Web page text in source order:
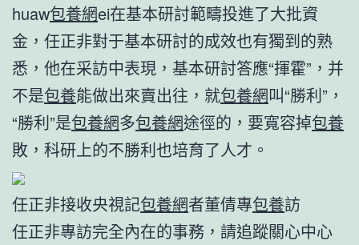
huaw包養網ei在基本研討範疇投進了大批資
金，任正非對于基本研討的成效也有獨到的熟
悉，他在采訪中表現，基本研討答應“揮霍”，并
不是包養能做出來賣出往，就包養網叫“勝利”，
“勝利”是包養網多包養網途徑的，要寬容掉包養
敗，科研上的不勝利也培育了人才。
任正非接收央視記包養網者董倩專包養訪
任正非專訪完全內在的事務，請追蹤關心中心